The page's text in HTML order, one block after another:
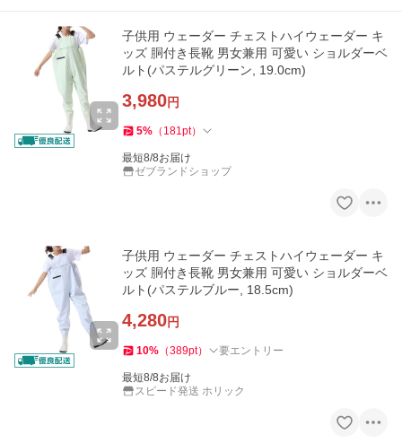
子供用 ウェーダー チェストハイウェーダー キ
ッズ 胴付き長靴 男女兼用 可愛い ショルダーベ
ルト(パステルグリーン, 19.0cm)
3,980円
5% （ 181pt）
最短8/8お届け
ゼブランドショップ
子供用 ウェーダー チェストハイウェーダー キ
ッズ 胴付き長靴 男女兼用 可愛い ショルダーベ
ルト(パステルブルー, 18.5cm)
4,280円
10% （389pt） 要エントリー
最短8/8お届け
スピード発送 ホリック